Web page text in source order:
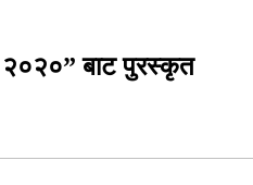
२०२०” बाट पुरस्कृत